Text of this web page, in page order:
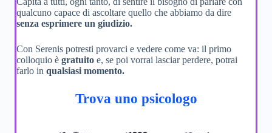
qualcuno capace di ascoltare quello che abbiamo da dire
senza esprimere un giudizio.
Con Serenis potresti provarci e vedere come va: il primo
colloquio è gratuito e, se poi vorrai lasciar perdere, potrai
farlo in qualsiasi momento.
Trova uno psicologo